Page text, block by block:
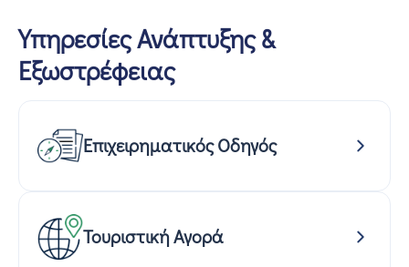
Υπηρεσίες Ανάπτυξης &
Εξωστρέφειας
Επιχειρηματικός Οδηγός
Τουριστική Αγορά